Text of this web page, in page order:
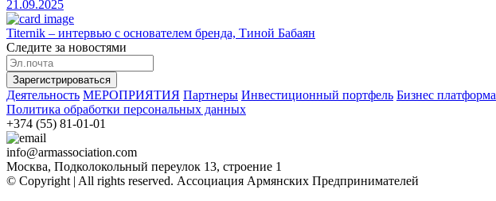
21.09.2025
Titernik – интервью с основателем бренда, Тиной Бабаян
Следите за новостями
Зарегистрироваться
Деятельность МЕРОПРИЯТИЯ Партнеры Инвестиционный портфель Бизнес платформа
Политика обработки персональных данных
+374 (55) 81-01-01
info@armassociation.com
Москва, Подколокольный переулок 13, строение 1
© Copyright | All rights reserved. Ассоциация Армянских Предпринимателей